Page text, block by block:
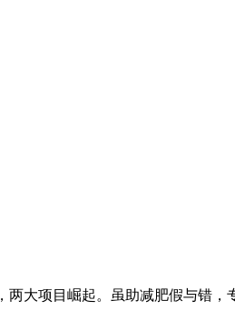
项目崛起。虽助减肥假与错，